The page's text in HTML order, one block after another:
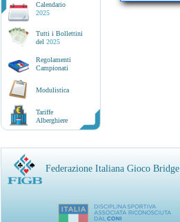
Calendario
2025
Tutti i Bollettini
del 2025
Regolamenti
Campionati
Modulistica
Tariffe
Alberghiere
Federazione Italiana Gioco Bridge